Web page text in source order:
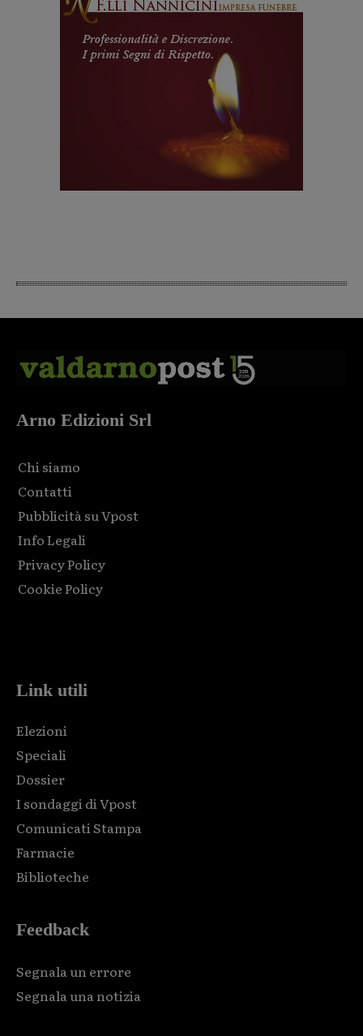
Arno Edizioni Srl
Chi siamo
Contatti
Pubblicità su Vpost
Info Legali
Privacy Policy
Cookie Policy
Link utili
Elezioni
Speciali
Dossier
I sondaggi di Vpost
Comunicati Stampa
Farmacie
Biblioteche
Feedback
Segnala un errore
Segnala una notizia